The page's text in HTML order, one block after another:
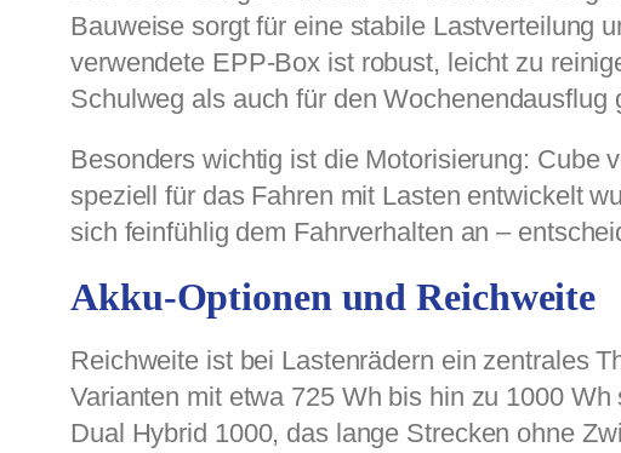
Bauweise sorgt für eine stabile Lastverteilung
verwendete EPP-Box ist robust, leicht zu
Schulweg als auch für den Wochenendausflug
Besonders wichtig ist die Motorisierung: Cube
speziell für das Fahren mit Lasten entwickelt
sich feinfühlig dem Fahrverhalten an –
Akku-Optionen und Reichweite
Reichweite ist bei Lastenrädern ein zentrales
Varianten mit etwa 725 Wh bis hin zu 1000
Dual Hybrid 1000, das lange Strecken ohne